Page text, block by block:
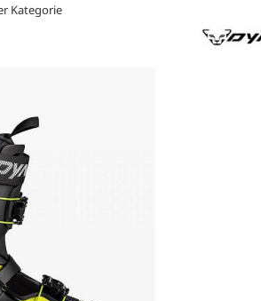
Kategorie